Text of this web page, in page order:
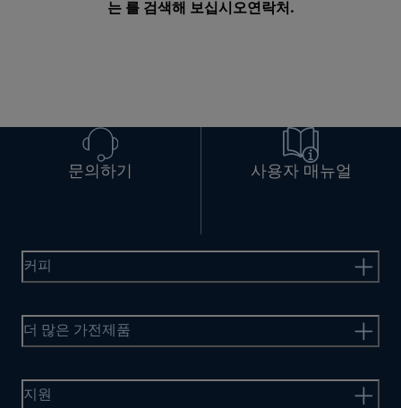
는 를 검색해 보십시오연락처 .
문의하기 사용자 매뉴얼
커피
더 많은 가전제품
지원